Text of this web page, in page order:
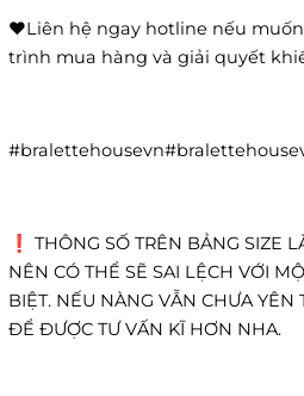
❤️Liên hệ ngay hotline nếu
trình mua hàng và giải quyết
❗️ THÔNG SỐ TRÊN BẢNG SIZE
NÊN CÓ THỂ SẼ SAI LỆCH VỚI
BIỆT. NẾU NÀNG VẪN CHƯA YÊN
ĐỂ ĐƯỢC TƯ VẤN KĨ HƠN NHA.